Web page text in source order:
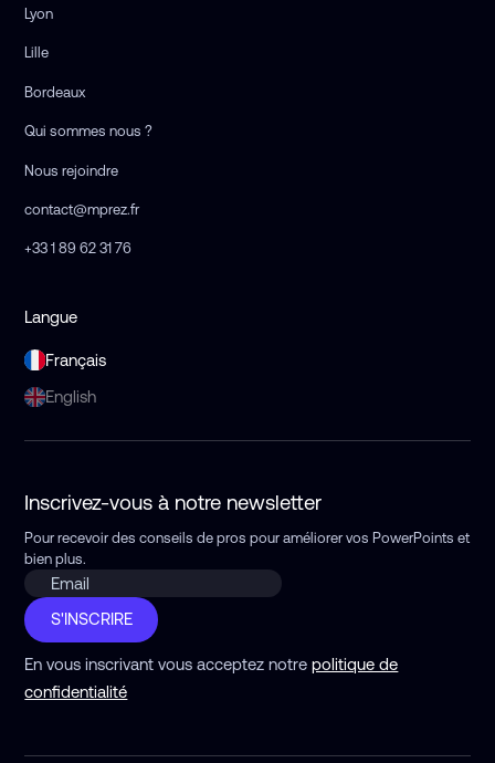
Lyon
Lille
Bordeaux
Qui sommes nous ?
Nous rejoindre
contact@mprez.fr
+33 1 89 62 31 76
Langue
Français
English
Inscrivez-vous à notre newsletter
Pour recevoir des conseils de pros pour améliorer vos PowerPointset
bien plus.
S'INSCRIRE
En vous inscrivant vous acceptez notrepolitique de
confidentialité